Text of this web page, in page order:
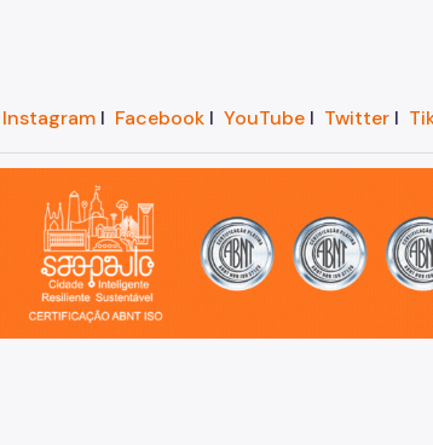
InstagramI FacebookI YouTubeI TwitterI
e sustentável